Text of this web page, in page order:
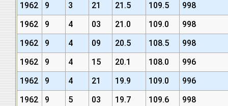
1962
9 3 21 21.5 109.5
998
1962
9 4 03 21.0 109.0
998
1962
9 4 09 20.5 108.5
998
1962
9 4 15 20.1 108.0
996
1962
9 4 21 19.9 109.0
996
1962
9 5 03 19.7 109.6 998